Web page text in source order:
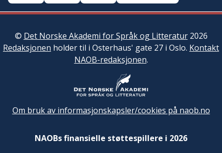
© Det Norske Akademi for Språk og Litteratur2026
Redaksjonen holder til i Osterhaus' gate 27 i Oslo. Kontakt
NAOB-redaksjonen.
Om bruk av informasjonskapsler/cookies på naob.no
NAOBs finansielle støttespillere i 2026